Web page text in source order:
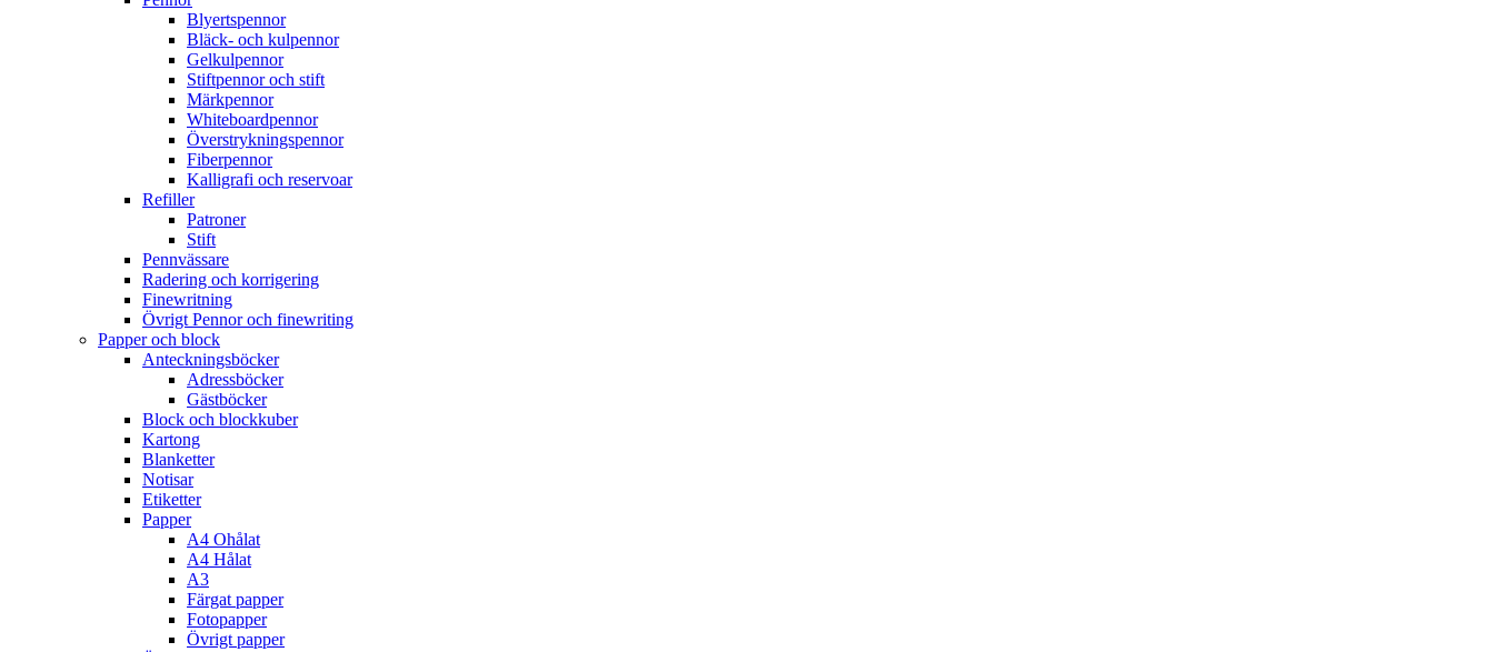
Blyertspennor
Bläck- och kulpennor
Gelkulpennor
Stiftpennor och stift
Märkpennor
Whiteboardpennor
Överstrykningspennor
Fiberpennor
Kalligrafi och reservoar
Refiller
Patroner
Stift
Pennvässare
Radering och korrigering
Finewritning
Övrigt Pennor och finewriting
Papper och block
Anteckningsböcker
Adressböcker
Gästböcker
Block och blockkuber
Kartong
Blanketter
Notisar
Etiketter
Papper
A4 Ohålat
A4 Hålat
A3
Färgat papper
Fotopapper
Övrigt papper